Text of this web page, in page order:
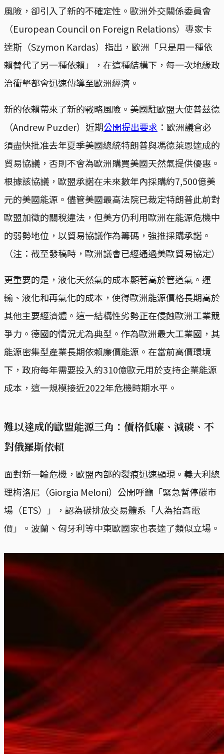
風險，卻引入了新的不確定性。歐洲外交關係委員會
（European Council on Foreign Relations）專家卡
達斯（Szymon Kardas）指出，歐洲「只是用一種依
賴替代了另一種依賴」，在這種結構下，每一次地緣政
治衝擊都會迅速傳導至歐洲經濟。
新的依賴帶來了新的戰略風險。美國駐歐盟大使普茲德
（Andrew Puzder）近期公開提出要求 ：歐洲議會必
須盡快批准去年夏季美國總統特朗普與馮德萊恩達成的
貿易協議，否則不會為歐洲購買美國天然氣提供優惠。
根據該協議，歐盟承諾在未來數年內採購約7,500億美
元的美國能源。儘管美國最高法院已裁定特朗普此前對
歐盟加徵的關稅違法，但美方仍利用歐洲在能源危機中
的弱勢地位，以貿易協議作為籌碼，強推採購承諾。
（注：截至發稿時，歐洲議會已經通過美歐貿易協定）
更重要的是，液化天然氣的成本顯著高於管道氣。運
輸、液化和再氣化的成本，使得歐洲能源價格長期高於
其他主要經濟體。這一結構性劣勢正在侵蝕歐洲工業競
爭力。德國的情況尤為典型。作為歐洲最大工業國，其
能源密集型產業長期依賴廉價能源。在當前高價環境
下，政府每年需要投入約310億歐元用於支持企業能源
成本，這一規模接近2022年危機時期水平。
難以達成的歐盟能源三角：價格低廉、減碳、不
對俄羅斯依賴
面對新一輪危機，歐盟內部的裂痕迅速顯現。義大利總
理梅洛尼（Giorgia Meloni）公開呼籲「緊急暫停碳市
場（ETS）」，認為碳排放交易體系「人為抬高電
價」。波蘭、匈牙利等中東歐國家也表達了類似立場。